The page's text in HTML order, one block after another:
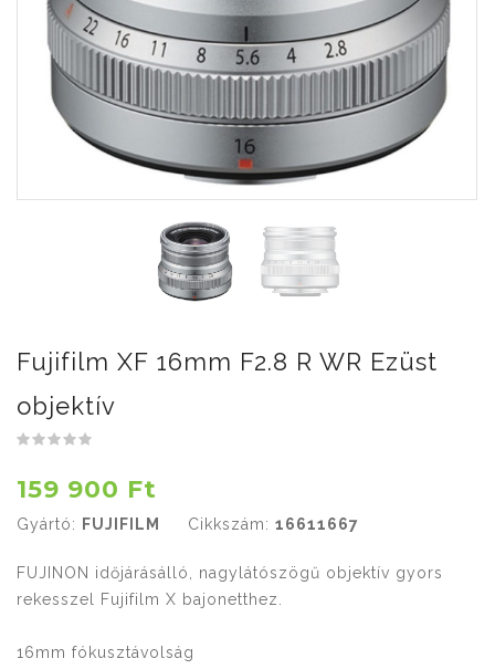
Fujifilm XF 16mm F2.8 R WR Ezüst
objektív
159 900 Ft
Gyártó: FUJIFILM Cikkszám: 16611667
FUJINON időjárásálló, nagylátószögű objektív gyors
rekesszel Fujifilm X bajonetthez.
16mm fókusztávolság